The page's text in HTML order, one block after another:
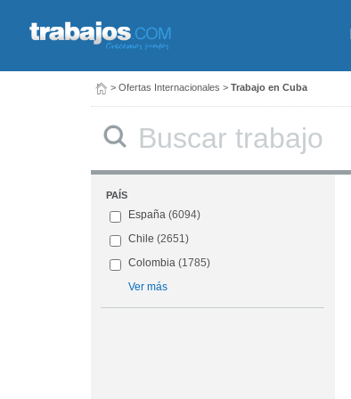
> Ofertas Internacionales > Trabajo en Cuba
PAÍS
España (6094)
Chile (2651)
Colombia (1785)
Ver más